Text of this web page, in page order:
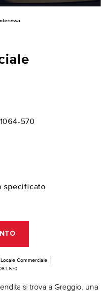
570
specificato
Locale Commerciale
570
si trova a Greggio, una